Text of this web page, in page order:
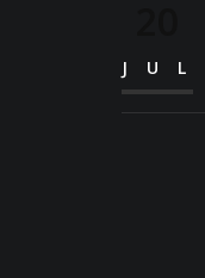
JUL